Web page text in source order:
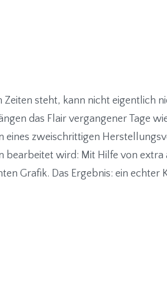
steht, kann nicht eigentlich
das Flair vergangener Tage
zweischrittigen
wird: Mit Hilfe von
Grafik. Das Ergebnis: ein echter